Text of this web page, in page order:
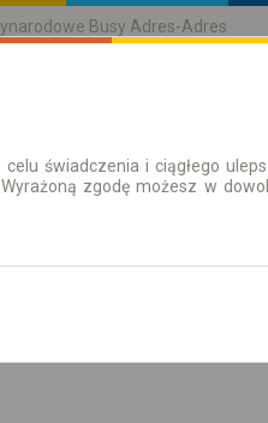
Busy Adres-Adres
Bilety okresowe
świadczenia i ciągłego
zgodę możesz w